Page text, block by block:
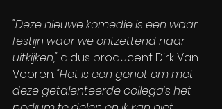
"Deze nieuwe komedie is een waar
festijn waar we ontzettend naar
uitkijken," aldus producent Dirk Van
Vooren. "Het is een genot om met
deze getalenteerde collega's het